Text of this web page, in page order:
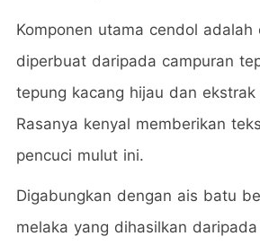
Komponen utama cendol adalah
diperbuat daripada campuran
tepung kacang hijau dan
Rasanya kenyal memberikan
pencuci mulut ini.
Digabungkan dengan ais batu
melaka yang dihasilkan